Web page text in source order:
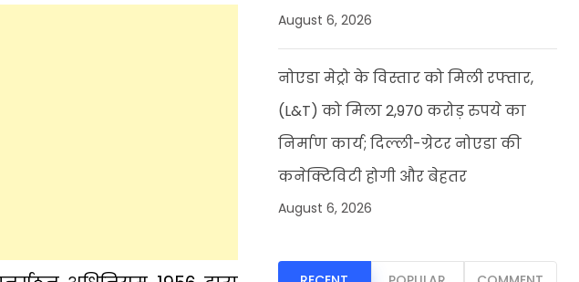
August 6, 2026
नोएडा मेट्रो के विस्तार को मिली रफ्तार,
(L&T) को मिला 2,970 करोड़ रुपये का
निर्माण कार्य; दिल्ली-ग्रेटर नोएडा की
कनेक्टिविटी होगी और बेहतर
August 6, 2026